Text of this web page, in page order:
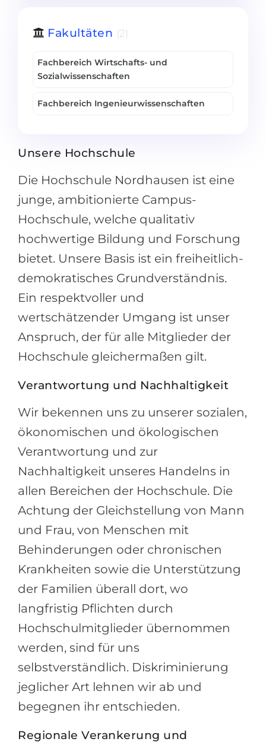
Fakultäten (2)
Fachbereich Wirtschafts- und
Sozialwissenschaften
Fachbereich Ingenieurwissenschaften
Unsere Hochschule
Die Hochschule Nordhausen ist eine
junge, ambitionierte Campus-
Hochschule, welche qualitativ
hochwertige Bildung und Forschung
bietet. Unsere Basis ist ein freiheitlich-
demokratisches Grundverständnis.
Ein respektvoller und
wertschätzender Umgang ist unser
Anspruch, der für alle Mitglieder der
Hochschule gleichermaßen gilt.
Verantwortung und Nachhaltigkeit
Wir bekennen uns zu unserer sozialen,
ökonomischen und ökologischen
Verantwortung und zur
Nachhaltigkeit unseres Handelns in
allen Bereichen der Hochschule. Die
Achtung der Gleichstellung von Mann
und Frau, von Menschen mit
Behinderungen oder chronischen
Krankheiten sowie die Unterstützung
der Familien überall dort, wo
langfristig Pflichten durch
Hochschulmitglieder übernommen
werden, sind für uns
selbstverständlich. Diskriminierung
jeglicher Art lehnen wir ab und
begegnen ihr entschieden.
Regionale Verankerung und